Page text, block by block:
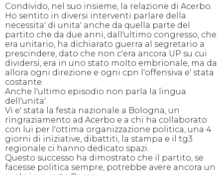
Condivido, nel suo insieme, la relazione di Acerbo.
Ho sentito in diversi interventi parlare della
necessita' di unita' anche da quella parte del
partito che da due anni, dall'ultimo congresso, che
era unitario, ha dichiarato guerra al segretario a
prescindere, dato che non c'era ancora UP su cui
dividersi, era in uno stato molto embrionale, ma da
allora ogni direzione e ogni cpn l'offensiva e' stata
costante.
Anche l'ultimo episodio non parla la lingua
dell'unita'.
Vi e' stata la festa nazionale a Bologna, un
ringraziamento ad Acerbo e a chi ha collaborato
con lui per l'ottima organizzazione politica, una 4
giorni di iniziative, dibattiti, la stampa e il tg3
regionale ci hanno dedicato spazi.
Questo successo ha dimostrato che il partito, se
facesse politica sempre, potrebbe avere ancora un